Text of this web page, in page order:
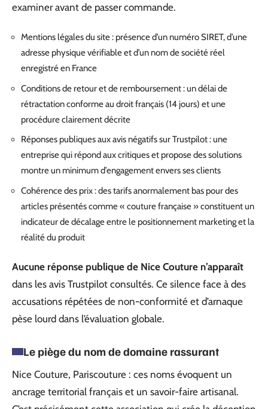
examiner avant de passer commande.
Mentions légales du site : présence d’un numéro SIRET, d’une
adresse physique vérifiable et d’un nom de société réel
enregistré en France
Conditions de retour et de remboursement : un délai de
rétractation conforme au droit français (14 jours) et une
procédure clairement décrite
Réponses publiques aux avis négatifs sur Trustpilot : une
entreprise qui répond aux critiques et propose des solutions
montre un minimum d’engagement envers ses clients
Cohérence des prix : des tarifs anormalement bas pour des
articles présentés comme « couture française » constituent un
indicateur de décalage entre le positionnement marketing et la
réalité du produit
Aucune réponse publique de Nice Couture n’apparaît
dans les avis Trustpilot consultés. Ce silence face à des
accusations répétées de non-conformité et d’arnaque
pèse lourd dans l’évaluation globale.
Le piège du nom de domaine rassurant
Nice Couture, Pariscouture : ces noms évoquent un
ancrage territorial français et un savoir-faire artisanal.